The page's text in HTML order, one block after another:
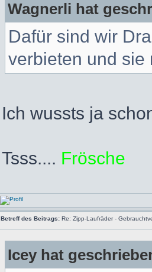
Wagnerli hat
Dafür sind wir
verbieten und sie
Ich wussts ja
Tsss.... Frösche
Betreff des Beitrags: Re: Zipp-Laufräder -
Icey hat